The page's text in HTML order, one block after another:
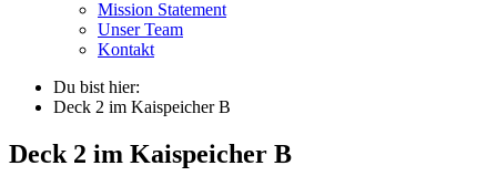
Mission Statement
Unser Team
Kontakt
Du bist hier:
Deck 2 im Kaispeicher B
Deck 2 im Kaispeicher B